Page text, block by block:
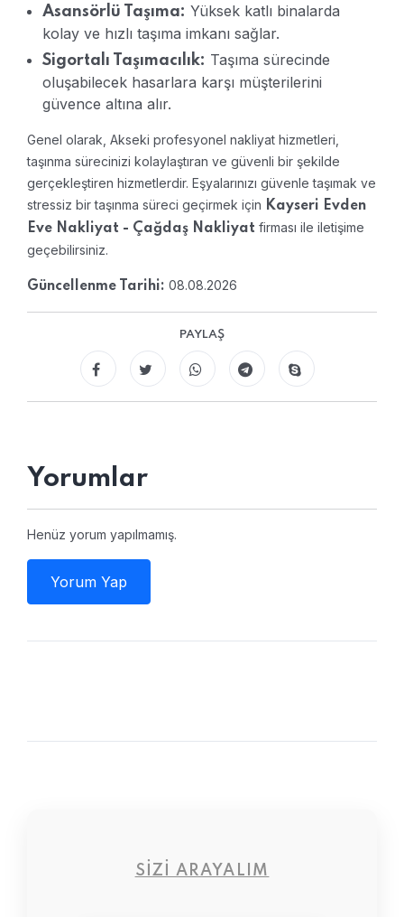
Asansörlü Taşıma: Yüksek katlı binalarda
kolay ve hızlı taşıma imkanı sağlar.
Sigortalı Taşımacılık: Taşıma sürecinde
oluşabilecek hasarlara karşı müşterilerini
güvence altına alır.
Genel olarak, Akseki profesyonel nakliyat hizmetleri,
taşınma sürecinizi kolaylaştıran ve güvenli bir şekilde
gerçekleştiren hizmetlerdir. Eşyalarınızı güvenle taşımak ve
stressiz bir taşınma süreci geçirmek için Kayseri Evden
Eve Nakliyat - Çağdaş Nakliyat firması ile iletişime
geçebilirsiniz.
Güncellenme Tarihi: 08.08.2026
PAYLAŞ
Yorumlar
Henüz yorum yapılmamış.
Yorum Yap
SIZI ARAYALIM